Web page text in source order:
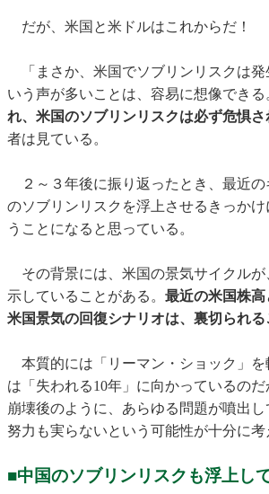
だが、米国と米ドルはこれからだ！
「まさか、米国でソブリンリスクは発
いう声が多いことは、容易に想像できる
れ、米国のソブリンリスクは必ず危惧
者は見ている。
２～３年後に振り返ったとき、最近の
のソブリンリスクを浮上させるきっか
うことになると思っている。
その背景には、米国の景気サイクルが
示していることがある。 最近の米国株
米国景気の回復シナリオは、裏切られる
本質的には「リーマン・ショック」を
は「失われる10年」に向かっているの
崩壊後のように、あらゆる問題が噴出
努力も実らないという可能性が十分に考
■中国のソブリンリスクも浮上し